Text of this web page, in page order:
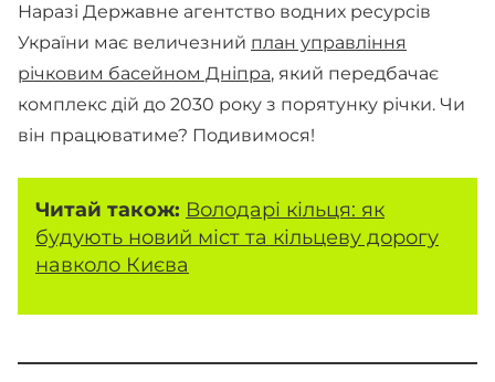
Наразі Державне агентство водних ресурсів
України має величезний план управління
річковим басейном Дніпра, який передбачає
комплекс дій до 2030 року з порятунку річки. Чи
він працюватиме? Подивимося!
Читай також: Володарі кільця: як
будують новий міст та кільцеву дорогу
навколо Києва